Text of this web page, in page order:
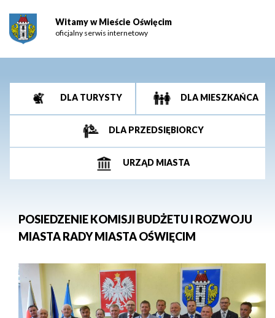
Witamy w Mieście Oświęcim
oficjalny serwis internetowy
DLA TURYSTY DLA MIESZKAŃCA
DLA PRZEDSIĘBIORCY
URZĄD MIASTA
POSIEDZENIE KOMISJI BUDŻETU I ROZWOJU
MIASTA RADY MIASTA OŚWIĘCIM